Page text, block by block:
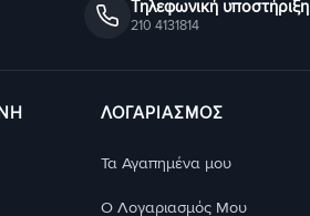
Τηλεφωνική υποστήριξη
210 4131814
ΛΟΓΑΡΙΑΣΜΟΣ
Τα Αγαπημένα μου
Ο Λογαριασμός Μου